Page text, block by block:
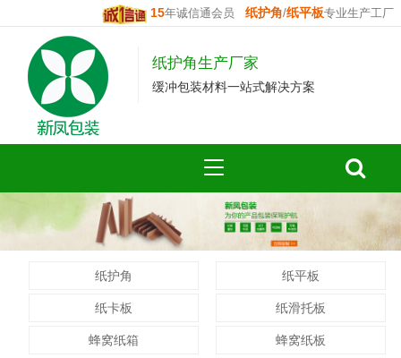
15年诚信通会员 纸护角/纸平板专业生产工厂
纸护角生产厂家
缓冲包装材料一站式解决方案
纸护角 纸平板
纸卡板 纸滑托板
蜂窝纸箱 蜂窝纸板